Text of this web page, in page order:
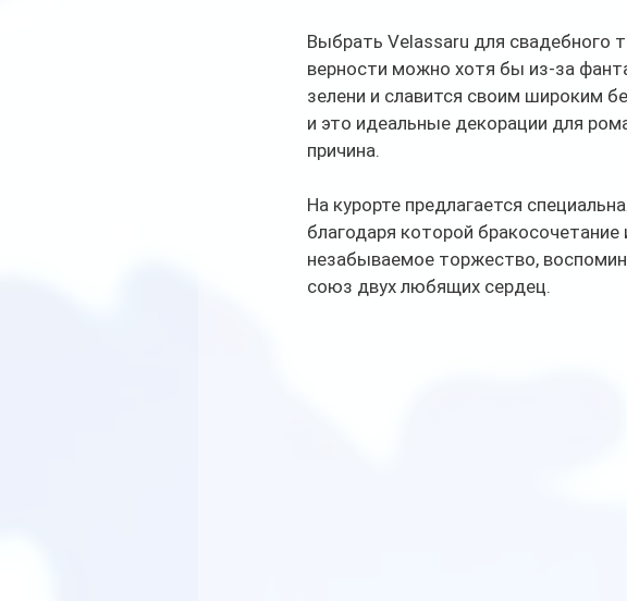
Выбрать Velassaru для свадебного
верности можно хотя бы из-за
зелени и славится своим широким
и это идеальные декорации для
причина.
На курорте предлагается
благодаря которой
незабываемое торжество,
союз двух любящих сердец.